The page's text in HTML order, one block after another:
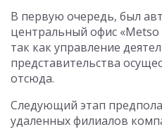
В первую очередь, был
центральный офис
так как управление
представительства
отсюда.
Следующий этап
удаленных филиалов